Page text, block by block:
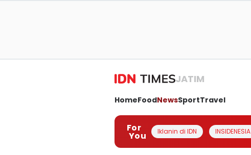
JATIM
HomeFoodNewsSportTravel
For
You Iklanin di IDN INSIDENESIA